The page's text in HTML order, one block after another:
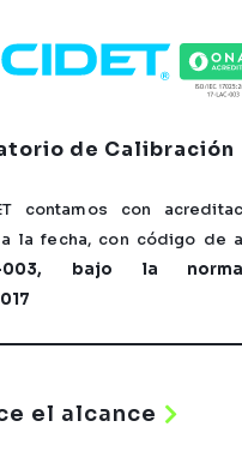
de Calibración
contamos con
la fecha, con código de
003, bajo la
el alcance